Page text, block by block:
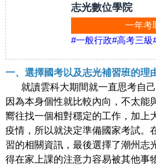
志光數位學院
一年考
#一般行政#高考三級
一、選擇國考以及志光補習班的理
就讀雲科大期間就一直思考自
因為本身個性就比較內向，不太能
嚮往找一個相對穩定的工作，加上
疫情，所以就決定準備國家考試。
習的相關資訊，最後選擇了潮州志
得在家上課的注意力容易被其他事